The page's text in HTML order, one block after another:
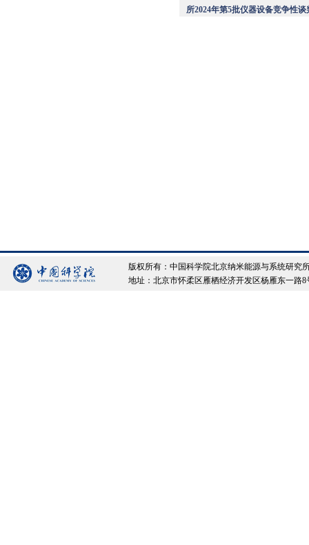
所2024年第5批仪器设备竞争性
版权所有：中国科学院北京纳米能源与系统研究
地址：北京市怀柔区雁栖经济开发区杨雁东一路8